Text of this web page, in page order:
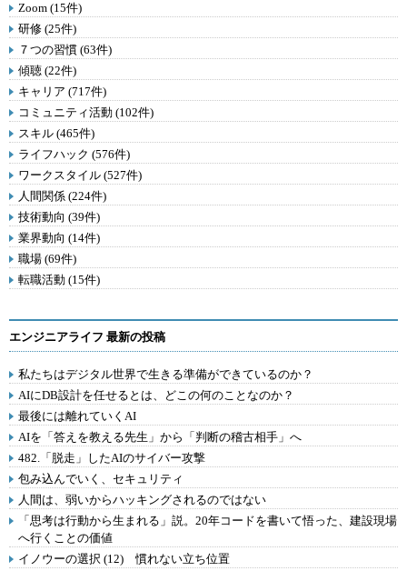
Zoom (15件)
研修 (25件)
７つの習慣 (63件)
傾聴 (22件)
キャリア (717件)
コミュニティ活動 (102件)
スキル (465件)
ライフハック (576件)
ワークスタイル (527件)
人間関係 (224件)
技術動向 (39件)
業界動向 (14件)
職場 (69件)
転職活動 (15件)
エンジニアライフ 最新の投稿
私たちはデジタル世界で生きる準備ができているのか？
AIにDB設計を任せるとは、どこの何のことなのか？
最後には離れていくAI
AIを「答えを教える先生」から「判断の稽古相手」へ
482.「脱走」したAIのサイバー攻撃
包み込んでいく、セキュリティ
人間は、弱いからハッキングされるのではない
「思考は行動から生まれる」説。20年コードを書いて悟った、建設現場
へ行くことの価値
イノウーの選択 (12) 慣れない立ち位置